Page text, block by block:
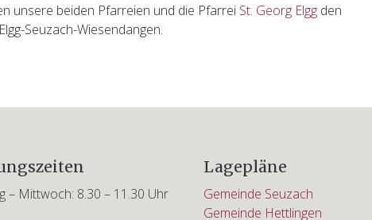
unsere beiden Pfarreien und die Pfarrei St. Georg Elggden
Seuzach-Wiesendangen.
– Mittwoch: 8.30 – 11.30 Uhr
Lagepläne
Gemeinde Seuzach
Gemeinde Hettlingen